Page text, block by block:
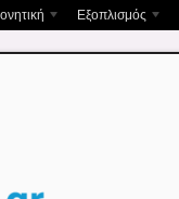
Εξοπλισμός